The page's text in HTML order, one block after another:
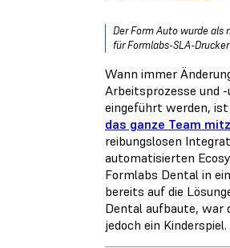
Der Form Auto wurde als
für Formlabs-SLA-
Wann immer
Arbeitsprozesse und -
eingeführt werden,
das ganze Team
reibungslosen
automatisierten
Formlabs Dental in
bereits auf die
Dental aufbaute, war
jedoch ein Kinderspiel.